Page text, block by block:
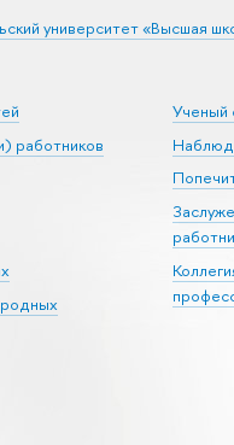
университет «Высшая
работников
Ученый